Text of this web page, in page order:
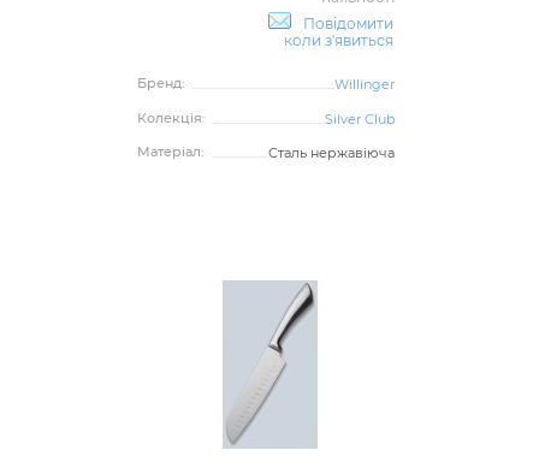
Повідомити
коли з'явиться
Бренд:
Willinger
Колекція:
Silver Club
Матеріал:
Сталь нержавіюча